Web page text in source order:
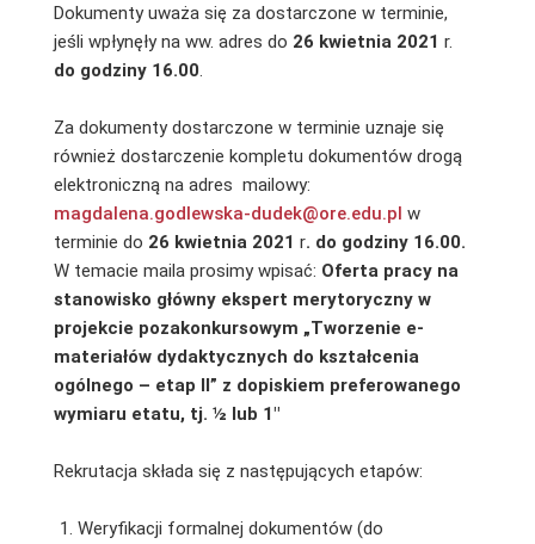
Dokumenty uważa się za dostarczone w terminie,
jeśli wpłynęły na ww. adres do 26 kwietnia 2021 r.
do godziny 16.00.
Za dokumenty dostarczone w terminie uznaje się
również dostarczenie kompletu dokumentów drogą
elektroniczną na adres mailowy:
magdalena.godlewska-dudek@ore.edu.pl w
terminie do 26 kwietnia 2021 r. do godziny 16.00.
W temacie maila prosimy wpisać: Oferta pracy na
stanowisko główny ekspert merytoryczny w
projekcie pozakonkursowym „Tworzenie e-
materiałów dydaktycznych do kształcenia
ogólnego – etap II” z dopiskiem preferowanego
wymiaru etatu, tj. ½ lub 1″
Rekrutacja składa się z następujących etapów:
Weryfikacji formalnej dokumentów (do